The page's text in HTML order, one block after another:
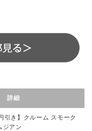
詳細
引き】クルーム スモーク
ジアン